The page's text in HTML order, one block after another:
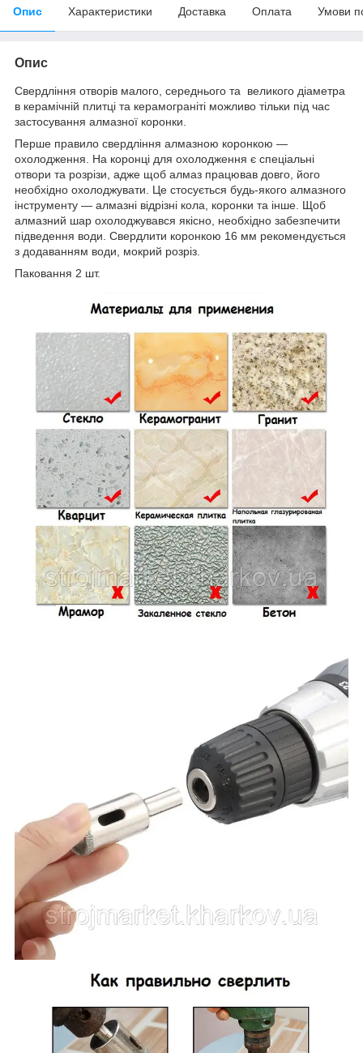
Опис Характеристики Доставка Оплата Умови
Опис
Свердління отворів малого, середнього та великого діаметра
в керамічній плитці та керамограніті можливо тільки під час
застосування алмазної коронки.
Перше правило свердління алмазною коронкою —
охолодження. На коронці для охолодження є спеціальні
отвори та розрізи, адже щоб алмаз працював довго, його
необхідно охолоджувати. Це стосується будь-якого алмазного
інструменту — алмазні відрізні кола, коронки та інше. Щоб
алмазний шар охолоджувався якісно, необхідно забезпечити
підведення води. Свердлити коронкою 16 мм рекомендується
з додаванням води, мокрий розріз.
Паковання 2 шт.